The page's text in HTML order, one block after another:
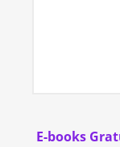
E-books